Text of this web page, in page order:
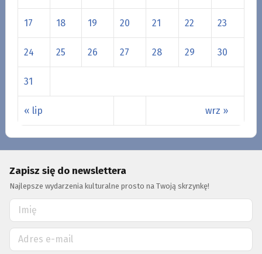
« lip wrz »
17 18 19 20 21 22 23
24 25 26 27 28 29 30
31
Zapisz się do newslettera
Najlepsze wydarzenia kulturalne prosto na Twoją skrzynkę!